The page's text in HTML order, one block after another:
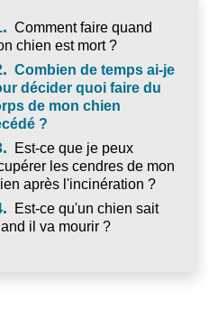
Comment faire quand
chien est mort ?
Combien de temps ai-je
décider quoi faire du
de mon chien
?
Est-ce que je peux
les cendres de mon
après l'incinération ?
Est-ce qu'un chien sait
il va mourir ?